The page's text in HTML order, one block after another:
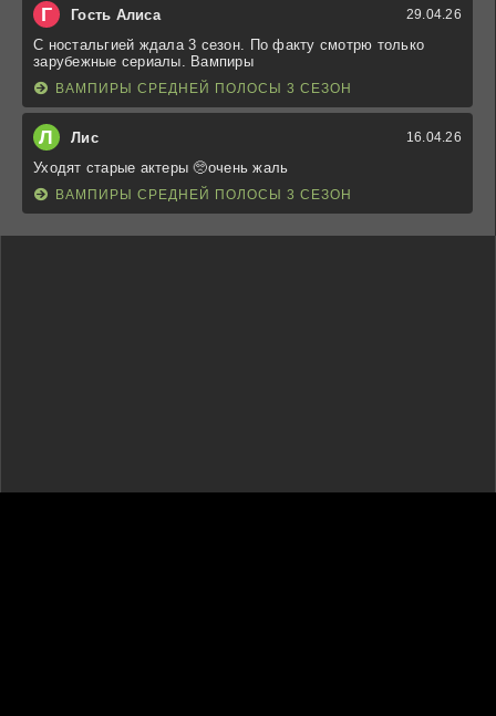
Г Гость Алиса 29.04.26
С ностальгией ждала 3 сезон. По факту смотрю только
зарубежные сериалы. Вампиры
ВАМПИРЫ СРЕДНЕЙ ПОЛОСЫ 3 СЕЗОН
Л Лис 16.04.26
Уходят старые актеры 🥺очень жаль
ВАМПИРЫ СРЕДНЕЙ ПОЛОСЫ 3 СЕЗОН